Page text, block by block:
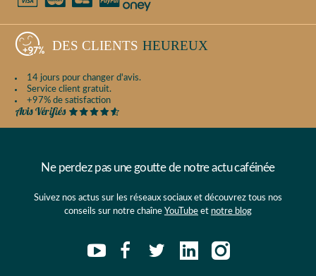
DES CLIENTS HEUREUX
14 jours pour changer d'avis.
Service client gratuit.
+97% de satisfaction
Ne perdez pas une goutte de notre actu caféinée
Suivez nos actus sur les réseaux sociaux et découvrez tous nos
conseils sur notre chaîne YouTube et notre blog